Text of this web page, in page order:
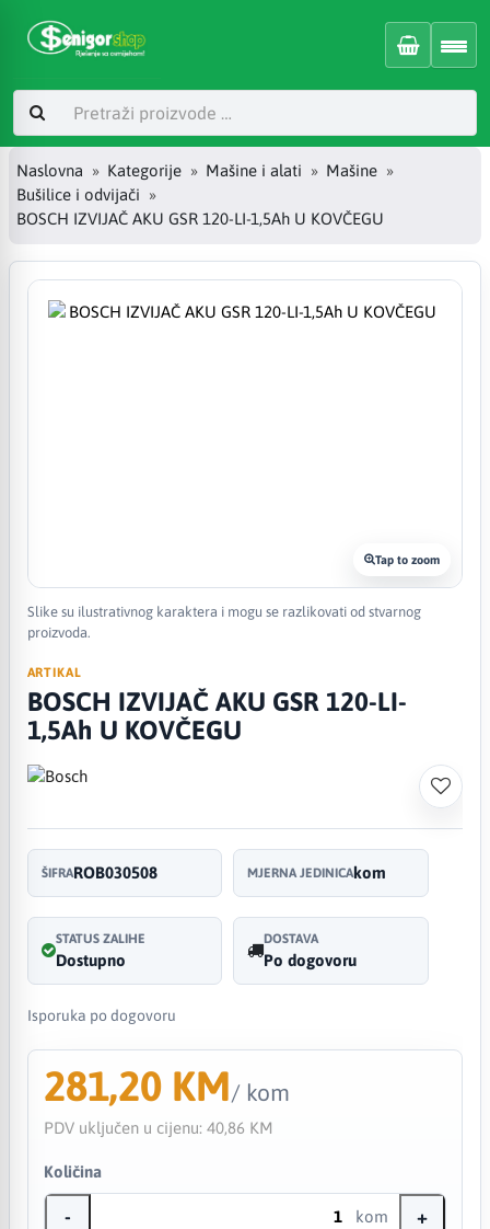
Naslovna Kategorije Mašine i alati
Mašine
Bušilice i odvijači
BOSCH IZVIJAČ AKU GSR 120-LI-1,5Ah U KOVČEGU
Tap to zoom
Slike su ilustrativnog karaktera i mogu se razlikovati od stvarnog
proizvoda.
ARTIKAL
BOSCH IZVIJAČ AKU GSR 120-LI-
1,5Ah U KOVČEGU
ŠIFRAROB030508 MJERNA JEDINICAkom
STATUS ZALIHE
Dostupno
DOSTAVA
Po dogovoru
Isporuka po dogovoru
281,20 KM/ kom
PDV uključen u cijenu: 40,86 KM
Količina
- kom +